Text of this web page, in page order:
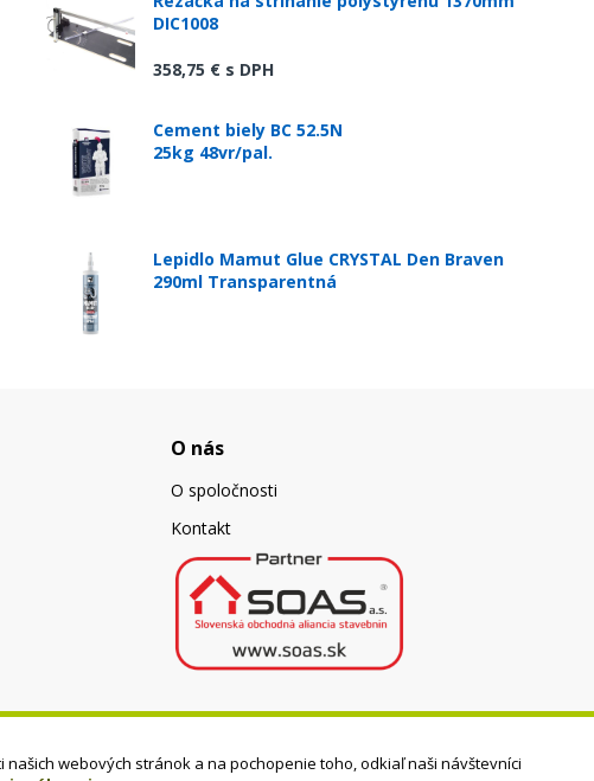
DIC1008
358,75 € s DPH
Cement biely BC 52.5N
25kg 48vr/pal.
Lepidlo Mamut Glue CRYSTAL Den Braven
290ml Transparentná
O nás
O spoločnosti
Kontakt
webových stránok a na pochopenie toho, odkiaľ naši návštevníci